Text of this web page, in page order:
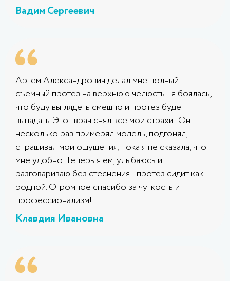
Вадим Сергеевич
Артем Александрович делал мне полный
съемный протез на верхнюю челюсть - я боялась,
что буду выглядеть смешно и протез будет
выпадать. Этот врач снял все мои страхи! Он
несколько раз примерял модель, подгонял,
спрашивал мои ощущения, пока я не сказала, что
мне удобно. Теперь я ем, улыбаюсь и
разговариваю без стеснения - протез сидит как
родной. Огромное спасибо за чуткость и
профессионализм!
Клавдия Ивановна